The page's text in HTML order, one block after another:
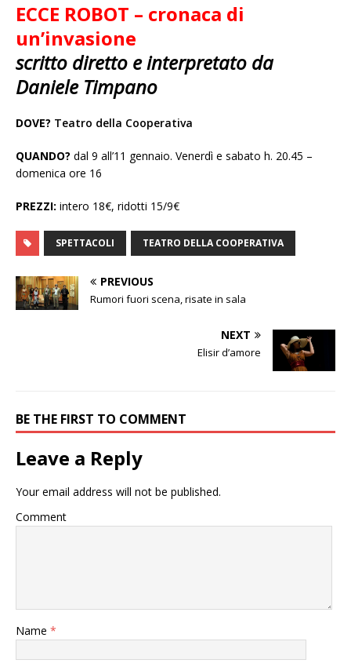
ECCE ROBOT – cronaca di
un’invasione
scritto diretto e interpretato da
Daniele Timpano
DOVE? Teatro della Cooperativa
QUANDO? dal 9 all’11 gennaio. Venerdì e sabato h. 20.45 –
domenica ore 16
PREZZI: intero 18€, ridotti 15/9€
SPETTACOLI TEATRO DELLA COOPERATIVA
PREVIOUS
Rumori fuori scena, risate in sala
NEXT
Elisir d’amore
BE THE FIRST TO COMMENT
Leave a Reply
Your email address will not be published.
Comment
Name *